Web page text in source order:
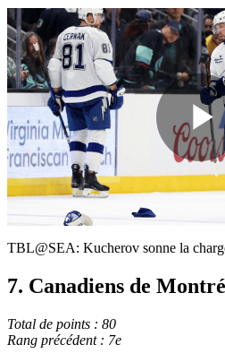
TBL@SEA: Kucherov sonne la
7. Canadiens de
Total de points : 80
Rang précédent : 7e